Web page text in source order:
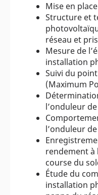
Mise en
Structure et
réseau et
Mesure de
installation
Suivi du
(Maximum
l’onduleur
l’onduleur
rendement à
course du
Étude du
installation